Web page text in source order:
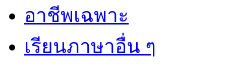
อาชีพเฉพาะ
เรียนภาษาอื่น ๆ